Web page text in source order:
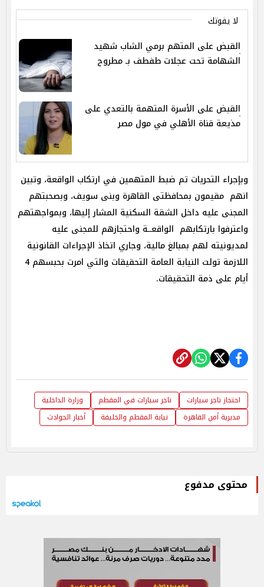
لا يفوتك
القبض على المتهم برمي الشاب شهيد
الشهامة تحت عجلات طفطف بـ مطروح
القبض على الأسرة المتهمة بالتعدي على
مذيعة قناة الأهلي في مول مصر
وبإجراء التحريات تم ضبط المتهمين في ارتكاب الواقعة، وتبين
انهم مقيمون بمحافظتى القاهرة وبنى سويف، وبصحبتهم
المجنى عليه داخل الشقة السكنية المشار إليها، وبمواجهتهم
واعترفوا بارتكابهم الواقعــة واحتجازهم للمجنى عليه
لمديونيته لهم بمبالغ مالية، وجاري اتخاذ الإجراءات القانونية
اللازمة تولت النيابة العامة التحقيقات والتي امرت بحبسهم 4
أيام على ذمة التحقيقات.
احتجاز تاجر سيارات تاجر سيارات في المقطم
وزارة الداخلية
مديرية أمن القاهرة
نيابة المقطم والخليفة أخبار الحوادث
محتوى مدفوع